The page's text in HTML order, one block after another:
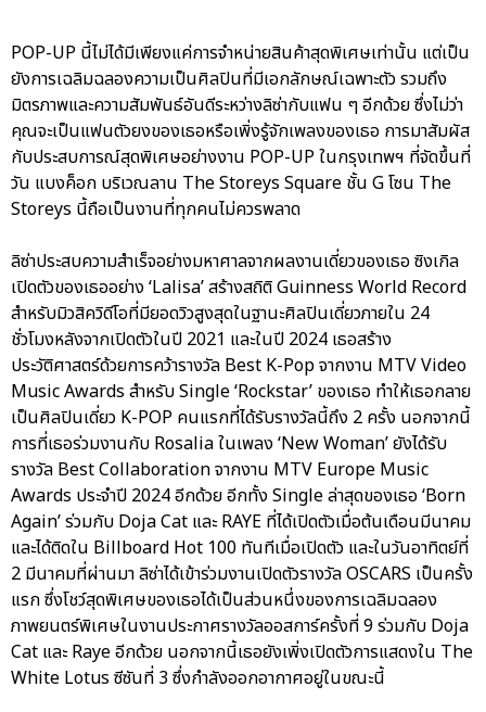
POP-UP นี้ไม่ได้มีเพียงแค่การจำหน่ายสินค้าสุดพิเศษเท่านั้น แต่เป็น
ยังการเฉลิมฉลองความเป็นศิลปินที่มีเอกลักษณ์เฉพาะตัว รวมถึง
มิตรภาพและความสัมพันธ์อันดีระหว่างลิซ่ากับแฟน ๆ อีกด้วย ซึ่งไม่ว่า
คุณจะเป็นแฟนตัวยงของเธอหรือเพิ่งรู้จักเพลงของเธอ การมาสัมผัส
กับประสบการณ์สุดพิเศษอย่างงาน POP-UP ในกรุงเทพฯ ที่จัดขึ้นที่
วัน แบงค็อก บริเวณลาน The Storeys Square ชั้น G โซน The
Storeys นี้ถือเป็นงานที่ทุกคนไม่ควรพลาด
ลิซ่าประสบความสำเร็จอย่างมหาศาลจากผลงานเดี่ยวของเธอ ซิงเกิล
เปิดตัวของเธออย่าง ‘Lalisa’ สร้างสถิติ Guinness World Record
สำหรับมิวสิควิดีโอที่มียอดวิวสูงสุดในฐานะศิลปินเดี่ยวภายใน 24
ชั่วโมงหลังจากเปิดตัวในปี 2021 และในปี 2024 เธอสร้าง
ประวัติศาสตร์ด้วยการคว้ารางวัล Best K-Pop จากงาน MTV Video
Music Awards สำหรับ Single ‘Rockstar’ ของเธอ ทำให้เธอกลาย
เป็นศิลปินเดี่ยว K-POP คนแรกที่ได้รับรางวัลนี้ถึง 2 ครั้ง นอกจากนี้
การที่เธอร่วมงานกับ Rosalia ในเพลง ‘New Woman’ ยังได้รับ
รางวัล Best Collaboration จากงาน MTV Europe Music
Awards ประจำปี 2024 อีกด้วย อีกทั้ง Single ล่าสุดของเธอ ‘Born
Again’ ร่วมกับ Doja Cat และ RAYE ที่ได้เปิดตัวเมื่อต้นเดือนมีนาคม
และได้ติดใน Billboard Hot 100 ทันทีเมื่อเปิดตัว และในวันอาทิตย์ที่
2 มีนาคมที่ผ่านมา ลิซ่าได้เข้าร่วมงานเปิดตัวรางวัล OSCARS เป็นครั้ง
แรก ซึ่งโชว์สุดพิเศษของเธอได้เป็นส่วนหนึ่งของการเฉลิมฉลอง
ภาพยนตร์พิเศษในงานประกาศรางวัลออสการ์ครั้งที่ 9 ร่วมกับ Doja
Cat และ Raye อีกด้วย นอกจากนี้เธอยังเพิ่งเปิดตัวการแสดงใน The
White Lotus ซีซันที่ 3 ซึ่งกำลังออกอากาศอยู่ในขณะนี้